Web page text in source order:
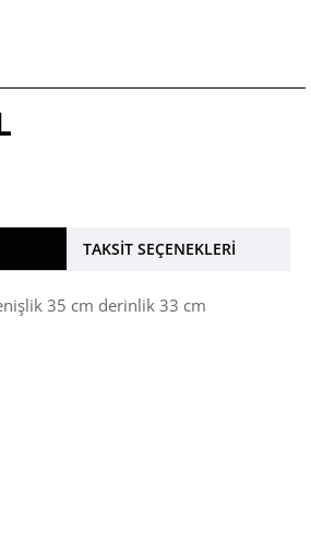
TAKSIT SEÇENEKLERI
35 cm derinlik 33 cm